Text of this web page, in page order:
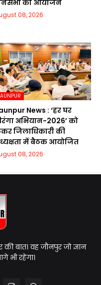
का आयोजन
08, 2026
News : ‘हर घर
अभियान-2026’ को
जिलाधिकारी की
में बैठक आयोजित
08, 2026
की बात। वह जौनपुर जो ज्ञान
भी रहेगा।